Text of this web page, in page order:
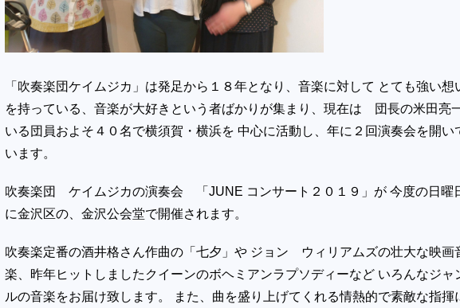
「吹奏楽団ケイムジカ」は発足から１８年となり、音楽に対して とても強い想
を持っている、音楽が大好きという者ばかりが集まり、現在は 団長の米田亮
いる団員およそ４０名で横須賀・横浜を 中心に活動し、年に２回演奏会を開い
います。
吹奏楽団 ケイムジカの演奏会 「JUNE コンサート２０１９」が 今度の日曜
に金沢区の、金沢公会堂で開催されます。
吹奏楽定番の酒井格さん作曲の「七夕」や ジョン ウィリアムズの壮大な映画
楽、昨年ヒットしましたクイーンのボヘミアンラプソディーなど いろんなジャ
ルの音楽をお届け致します。 また、曲を盛り上げてくれる情熱的で素敵な指揮